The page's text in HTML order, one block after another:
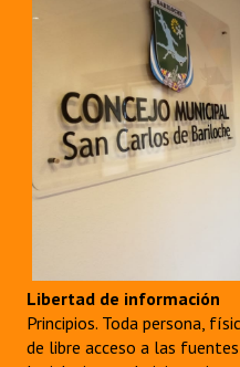
Libertad de información
Principios. Toda persona,
de libre acceso a las